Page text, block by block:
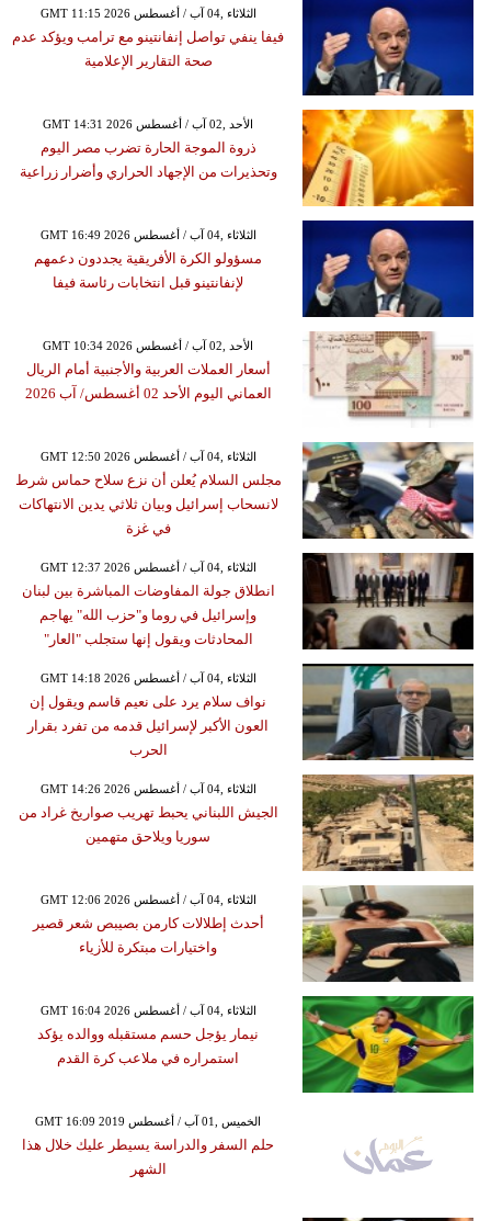
GMT 11:15 2026 الثلاثاء ,04 آب / أغسطس
فيفا ينفي تواصل إنفانتينو مع ترامب ويؤكد عدم
صحة التقارير الإعلامية
GMT 14:31 2026 الأحد ,02 آب / أغسطس
ذروة الموجة الحارة تضرب مصر اليوم
وتحذيرات من الإجهاد الحراري وأضرار زراعية
GMT 16:49 2026 الثلاثاء ,04 آب / أغسطس
مسؤولو الكرة الأفريقية يجددون دعمهم
لإنفانتينو قبل انتخابات رئاسة فيفا
GMT 10:34 2026 الأحد ,02 آب / أغسطس
أسعار العملات العربية والأجنبية أمام الريال
العماني اليوم الأحد 02 أغسطس/ آب 2026
GMT 12:50 2026 الثلاثاء ,04 آب / أغسطس
مجلس السلام يُعلن أن نزع سلاح حماس شرط
لانسحاب إسرائيل وبيان ثلاثي يدين الانتهاكات
في غزة
GMT 12:37 2026 الثلاثاء ,04 آب / أغسطس
انطلاق جولة المفاوضات المباشرة بين لبنان
وإسرائيل في روما و"حزب الله" يهاجم
المحادثات ويقول إنها ستجلب "العار"
GMT 14:18 2026 الثلاثاء ,04 آب / أغسطس
نواف سلام يرد على نعيم قاسم ويقول إن
العون الأكبر لإسرائيل قدمه من تفرد بقرار
الحرب
GMT 14:26 2026 الثلاثاء ,04 آب / أغسطس
الجيش اللبناني يحبط تهريب صواريخ غراد من
سوريا ويلاحق متهمين
GMT 12:06 2026 الثلاثاء ,04 آب / أغسطس
أحدث إطلالات كارمن بصيبص شعر قصير
واختيارات مبتكرة للأزياء
GMT 16:04 2026 الثلاثاء ,04 آب / أغسطس
نيمار يؤجل حسم مستقبله ووالده يؤكد
استمراره في ملاعب كرة القدم
GMT 16:09 2019 الخميس ,01 آب / أغسطس
حلم السفر والدراسة يسيطر عليك خلال هذا
الشهر